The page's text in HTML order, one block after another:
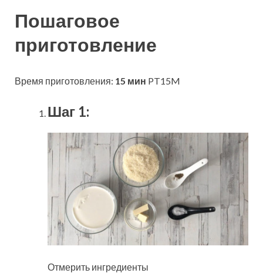
Пошаговое
приготовление
Время приготовления: 15 мин PT15M
Шаг 1:
Отмерить ингредиенты